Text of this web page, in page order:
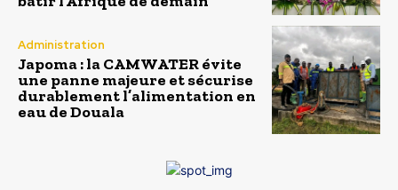
Administration
Japoma : la CAMWATER évite
une panne majeure et sécurise
durablement l’alimentation en
eau de Douala